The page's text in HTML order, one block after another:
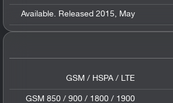
Available. Released 2015, May
GSM / HSPA / LTE
GSM 850 / 900 / 1800 / 1900